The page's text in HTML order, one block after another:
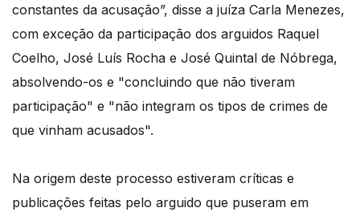
constantes da acusação”, disse a juíza Carla Menezes,
com exceção da participação dos arguidos Raquel
Coelho, José Luís Rocha e José Quintal de Nóbrega,
absolvendo-os e "concluindo que não tiveram
participação" e "não integram os tipos de crimes de
que vinham acusados".
Na origem deste processo estiveram críticas e
publicações feitas pelo arguido que puseram em